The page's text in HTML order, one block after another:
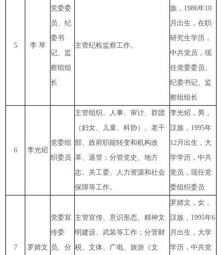
5 李 琴
党委委
员、纪
委书
记、监
察组组
长
主管纪检监察工作。
族，1986年10
月出生，在职
研究生学历，
中共党员，现
任党委委员、
纪委书记、监
察组组长
6 李光炤
党委组
织委员
主管组织、人事、审计、群团
（妇女、儿童、科协）、老干
部、政府职能转变和机构改
革、退管；分管党史、地方
志、关工委、人力资源和社会
保障等工作。
李光炤，男，
汉族，1995年
12月出生，大
学学历，中共
党员，现任党
委组织委员
7 罗婧文
党委宣
传委
员、分
主管宣传、意识形态、精神文
明建设、武装等工作；分管财
税、文体、广电、旅游（文
罗婧文，女，
汉族，1995年6
月出生，大学
学历，中共党